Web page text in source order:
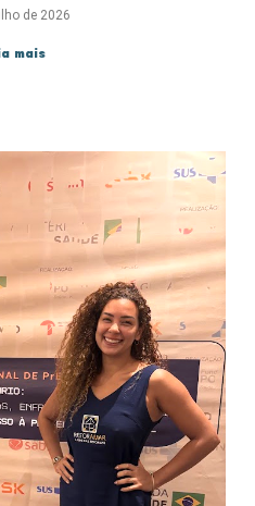
de 2026
mais